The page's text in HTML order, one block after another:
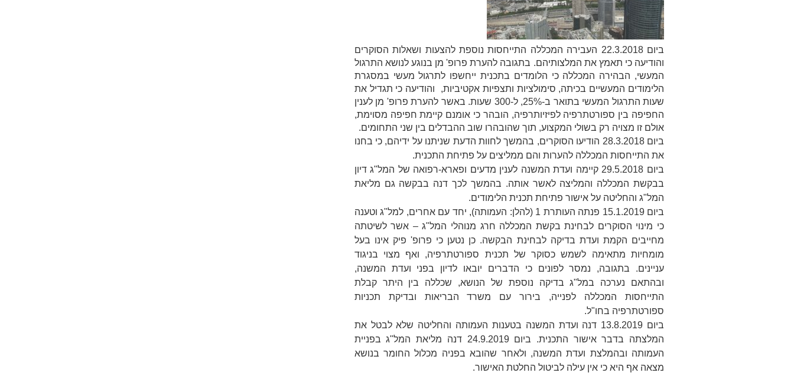
ביום 22.3.2018 העבירה המכללה התייחסות נוספת להצעות ושאלות הסוקרים
והודיעה כי תאמץ את המלצותיהם. בתגובה להערת פרופ' מן בנוגע לנושא התרגול
המעשי, הבהירה המכללה כי הלומדים בתכנית ייחשפו לתרגול מעשי במסגרת
הלימודים המעשיים בכיתה, סימולציות ותצפיות אקטיביות, והודיעה כי תגדיל את
שעות התרגול המעשי בתואר ב-25%, ל-300 שעות. באשר להערת פרופ' מן לענין
החפיפה בין ספורטתרפיה לפיזיותרפיה, הובהר כי אומנם קיימת חפיפה מסוימת,
אולם זו מצויה רק בשולי המקצוע, תוך שהובהרו שוב ההבדלים בין שני התחומים.
ביום 28.3.2018 הודיעו הסוקרים, בהמשך לחוות הדעת שניתנו על ידיהם, כי בחנו
את התייחסות המכללה להערות והם ממליצים על פתיחת התכנית.
ביום 29.5.2018 קיימה ועדת המשנה לענין מדעים ופארא-רפואה של המל"ג דיון
בבקשת המכללה והמליצה לאשר אותה. בהמשך לכך דנה בבקשה גם מליאת
המל"ג והחליטה על אישור פתיחת תכנית הלימודים.
ביום 15.1.2019 פנתה העותרת 1 (להלן:
העמותה), יחד עם אחרים, למל"ג וטענה
כי מינוי הסוקרים לבחינת בקשת המכללה חרג מנוהלי המל"ג – אשר לשיטתה
מחייבים הקמת ועדת בדיקה לבחינת הבקשה. כן נטען כי פרופ' פיק אינו בעל
מומחיות מתאימה לשמש כסוקר של תכנית ספורטתרפיה, ואף מצוי בניגוד
עניינים. בתגובה, נמסר לפונים כי הדברים יובאו לדיון בפני ועדת המשנה,
ובהתאם נערכה במל"ג בדיקה נוספת של הנושא, שכללה בין היתר קבלת
התייחסות המכללה לפנייה, בירור עם משרד הבריאות ובדיקת תכניות
ספורטתרפיה בחו"ל.
ביום 13.8.2019 דנה ועדת המשנה בטענות העמותה והחליטה שלא לבטל את
המלצתה בדבר אישור התכנית. ביום 24.9.2019 דנה מליאת המל"ג בפניית
העמותה ובהמלצת ועדת המשנה, ולאחר שהובא בפניה מכלול החומר בנושא
מצאה אף היא כי אין עילה לביטול החלטת האישור.